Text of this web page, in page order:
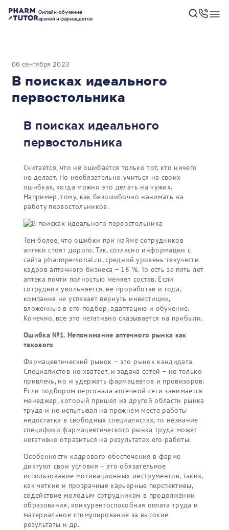
Онлайн-обучение
врачей и фармацевтов
06 сентября 2023
В поисках идеального
первостольника
В поисках идеального
первостольника
Считается, что не ошибается только тот, кто ничего
не делает. Но необязательно учиться на своих
ошибках, когда можно это делать на чужих.
Например, тому, как безошибочно нанимать на
работу первостольников.
Тем более, что ошибки при найме сотрудников
аптеки стоят дорого. Так, согласно информации с
сайта pharmpersonal.ru, средний уровень текучести
кадров аптечного бизнеса – 18 %. То есть за пять лет
аптека почти полностью меняет состав. Если
сотрудник увольняется, не проработав и года,
компания не успевает вернуть инвестиции,
вложенные в его подбор, адаптацию и обучение.
Конечно, все это негативно сказывается на прибыли.
Ошибка №1. Непонимание аптечного рынка как
такового
Фармацевтический рынок – это рынок кандидата.
Специалистов не хватает, и задача сетей – не только
привлечь, но и удержать фармацевтов и провизоров.
Если подбором персонала аптечной сети занимается
менеджер, который пришел из другой области рынка
труда и не испытывал на прежнем месте работы
недостатка в свободных специалистах, то незнание
специфики фармацевтического рынка труда может
негативно отразиться на результатах его работы.
Особенности кадрового обеспечения в фарме
диктуют свои условия – это обязательное
использование мотивационных инструментов, таких,
как четкие и прозрачные карьерные перспективы,
содействие молодым сотрудникам в продолжении
образования, конкурентоспособная оплата труда и
материальное стимулирование за высокие
результаты и др.